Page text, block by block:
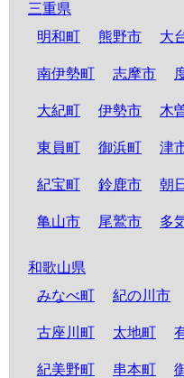
三重県
明和町
熊野市 大
南伊勢町 志摩市
大紀町 伊勢市 木
東員町 御浜町 津
紀宝町 鈴鹿市 朝
亀山市 尾鷲市 多
和歌山県
みなべ町
紀の川市
古座川町 太地町
紀美野町 串本町